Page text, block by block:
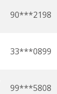
90***2198
33***0899
99***5808